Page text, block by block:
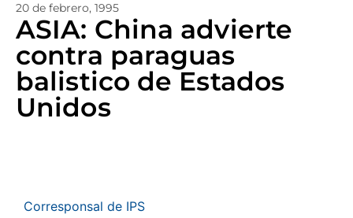
20 de febrero, 1995
ASIA: China advierte
contra paraguas
balistico de Estados
Unidos
Corresponsal de IPS